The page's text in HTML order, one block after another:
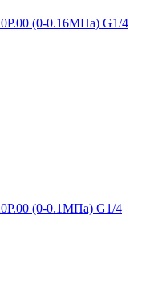
(0-0.16МПа) G1/4
(0-0.1МПа) G1/4